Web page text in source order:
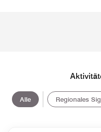
Alle Regionales